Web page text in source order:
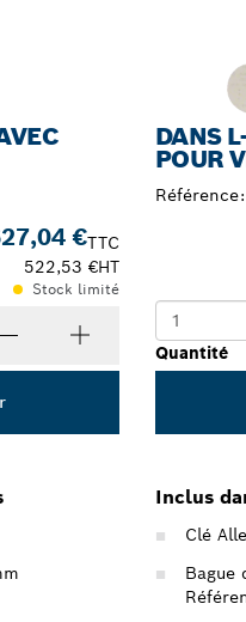
€TTC
522,53 €HT
Stock limité
DANS
POUR
Référence:
Quantité
Inclus
Clé
Bague